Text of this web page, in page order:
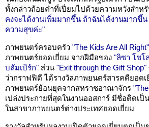
ทั้งกล่าวถ้อยคำที่เปี่ยมไปด้วยความหวังสำห
คงจะได้งานเพิ่มมากขึ้น ถ้าฉันได้งานมากขึ้
ความสุขค่ะ"
ภาพยนตร์ครอบครัว "The Kids Are All Right"
ภาพยนตร์ยอดเยี่ยม จากฝีมือของ "ลิซา โชโ
บลัมเบิร์ก" ส่วน "Exit through the Gift Shop"
ว่ากราฟฟิตี ได้รางวัลภาพยนตร์สารคดียอด
ภาพยนตร์ย้อนยุคจากสหราชอาณาจักร
เปล่งประกายที่สุดในงานออสการ์ มีชื่อติดเป็
ในสาขาภาพยนตร์ต่างประเทศยอดเยี่ยม